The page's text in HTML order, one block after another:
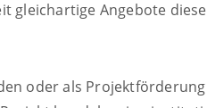
gleichartige Angebote
oder als